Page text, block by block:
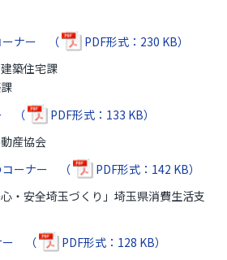
ーナー （
PDF形式：230 KB）
築住宅課
（
PDF形式：133 KB）
産協会
コーナー （
PDF形式：142 KB）
安全埼玉づくり」埼玉県消費生活支
ー （
PDF形式：128 KB）